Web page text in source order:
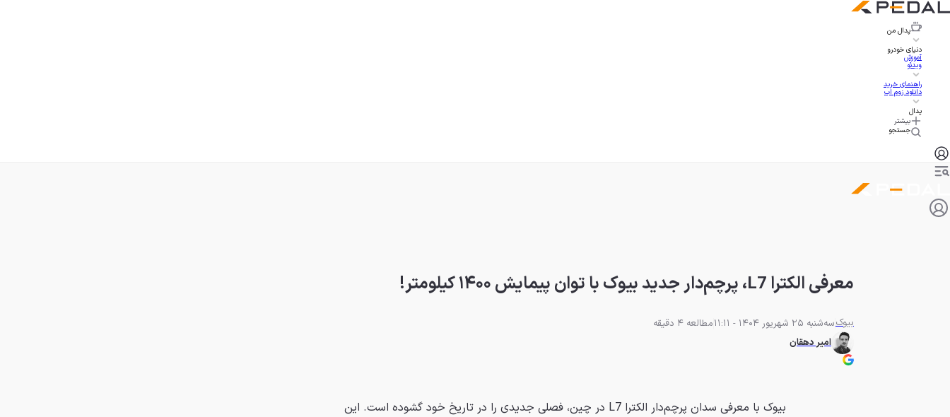
پدال من
دنیای خودرو
آموزش
ویدئو
راهنمای خرید
دانلود زوم اپ
پدال
بیشتر
جستجو
معرفی الکترا L7، پرچم‌دار جدید بیوک با توان پیمایش ۱۴۰۰ کیلومتر!
بیوکسه‌شنبه 25 شهریور 1404 - 11:11
مطالعه 4 دقیقه
امیر دهقان
بیوک با معرفی سدان پرچم‌دار الکترا L7 در چین، فصلی جدیدی را در تاریخ خود گشوده است. این